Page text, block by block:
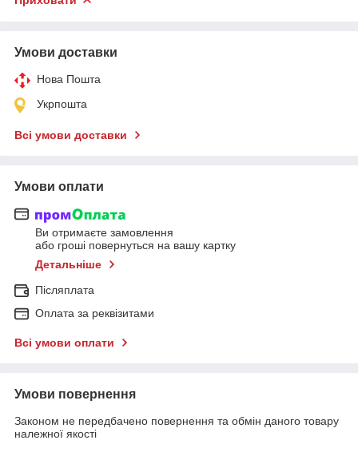
Умови доставки
Нова Пошта
Укрпошта
Всі умови доставки
Умови оплати
Ви отримаєте замовлення
або гроші повернуться на вашу картку
Детальніше
Післяплата
Оплата за реквізитами
Всі умови оплати
Умови повернення
Законом не передбачено повернення та обмін даного товару
належної якості